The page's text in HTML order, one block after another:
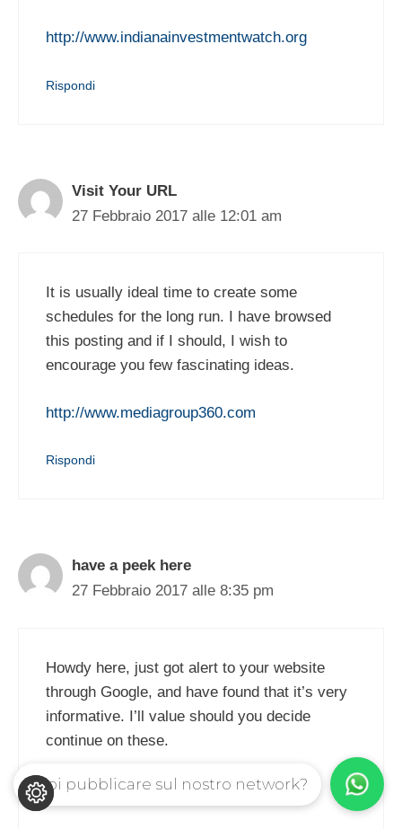
http://www.indianainvestmentwatch.org
Rispondi
Visit Your URL
27 Febbraio 2017 alle 12:01 am
It is usually ideal time to create some
schedules for the long run. I have browsed
this posting and if I should, I wish to
encourage you few fascinating ideas.
http://www.mediagroup360.com
Rispondi
have a peek here
27 Febbraio 2017 alle 8:35 pm
Howdy here, just got alert to your website
through Google, and have found that it’s very
informative. I’ll value should you decide
continue on these.
http://www.diaznet.de
Vuoi pubblicare sul nostro network?